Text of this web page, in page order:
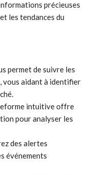
précieuses
les tendances du
permet de suivre les
vous aidant à identifier
intuitive offre
pour analyser les
des alertes
événements